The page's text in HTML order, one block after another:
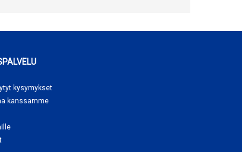
kysymykset
kanssamme